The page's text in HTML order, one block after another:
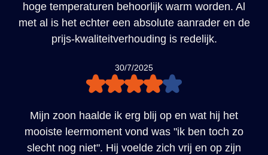
hoge temperaturen behoorlijk warm worden. Al
met al is het echter een absolute aanrader en de
prijs-kwaliteitverhouding is redelijk.
30/7/2025
Mijn zoon haalde ik erg blij op en wat hij het
mooiste leermoment vond was "ik ben toch zo
slecht nog niet". Hij voelde zich vrij en op zijn